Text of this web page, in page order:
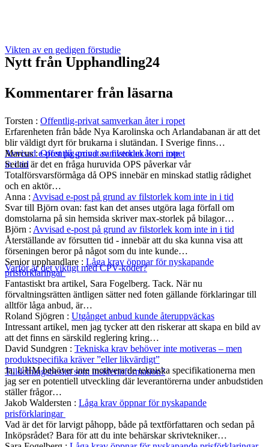
Vikten av en gedigen förstudie
Avvisad e-post på grund av filstorlek kom inte
in i tid
Varför är det viktigt med CPV-koder?
Tilldelningsbeslut som insiderinformation?
Nytt från Upphandling24
Kommentarer från läsarna
Torsten : Offentlig-privat samverkan åter i ropet
Erfarenheten från både Nya Karolinska och Arlandabanan är att det
blir väldigt dyrt för brukarna i slutändan. I Sverige finns…
Marcus:Offentlig-privat samverkan åter i ropet
Sedan är det en fråga huruvida OPS påverkar vår
Totalförsvarsförmåga då OPS innebär en minskad statlig rådighet
och en aktör…
Anna : Avvisad e-post på grund av filstorlek kom inte in i tid
Svar till Björn ovan: fast kan det anses utgöra laga förfall om
domstolarna på sin hemsida skriver max-storlek på bilagor…
Björn : Avvisad e-post på grund av filstorlek kom inte in i tid
Återställande av försutten tid - innebär att du ska kunna visa att
förseningen beror på något som du inte kunde…
Senior upphandlare : Låga krav öppnar för nyskapande
prisförklaringar
Fantastiskt bra artikel, Sara Fogelberg. Tack. När nu
förvaltningsrätten äntligen sätter ned foten gällande förklaringar till
alltför låga anbud, är…
Roland Sjögren : Utgånget anbud kunde återuppväckas
Intressant artikel, men jag tycker att den riskerar att skapa en bild av
att det finns en särskild reglering kring…
David Sundgren : Tekniska krav behöver inte motiveras – men
produktspecifika kräver ”eller likvärdigt”
Ja, UHM behöver inte motivera de tekniska specifikationerna men
jag ser en potentiell utveckling där leverantörerna under anbudstiden
ställer frågor…
Jakob Waldersten : Låga krav öppnar för nyskapande
prisförklaringar
Vad är det för larvigt påhopp, både på textförfattaren och sedan på
Inköpsrådet? Bara för att du inte behärskar skrivtekniker…